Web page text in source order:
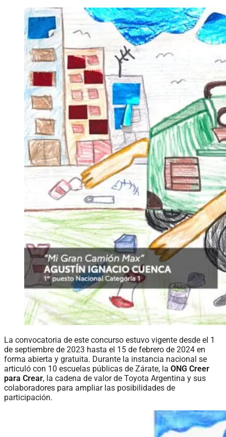
La convocatoria de este concurso estuvo vigente desde el 1
de septiembre de 2023 hasta el 15 de febrero de 2024 en
forma abierta y gratuita. Durante la instancia nacional se
articuló con 10 escuelas públicas de Zárate, la ONG Creer
para Crear, la cadena de valor de Toyota Argentina y sus
colaboradores para ampliar las posibilidades de
participación.